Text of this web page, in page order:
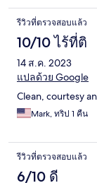
รีวิวที่ตรวจสอบแล้ว
10/10 ไร้ที่ติ
14 ส.ค. 2023
แปลด้วย Google
Clean, courtesy
Mark, ทริป 1 คืน
รีวิวที่ตรวจสอบแล้ว
6/10 ดี